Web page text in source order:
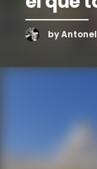
by